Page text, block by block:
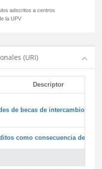
adscritos a centros
la UPV
(URI)
Descriptor
de becas de intercambio
como consecuencia de un